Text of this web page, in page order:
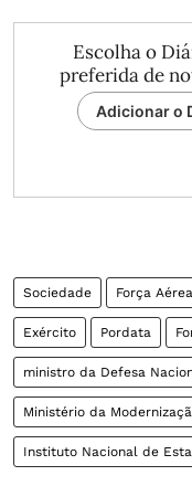
Escolha o
preferida de
Adicionar o
Sociedade Força
Exército Pordata
ministro da Defesa
Ministério da
Instituto Nacional de